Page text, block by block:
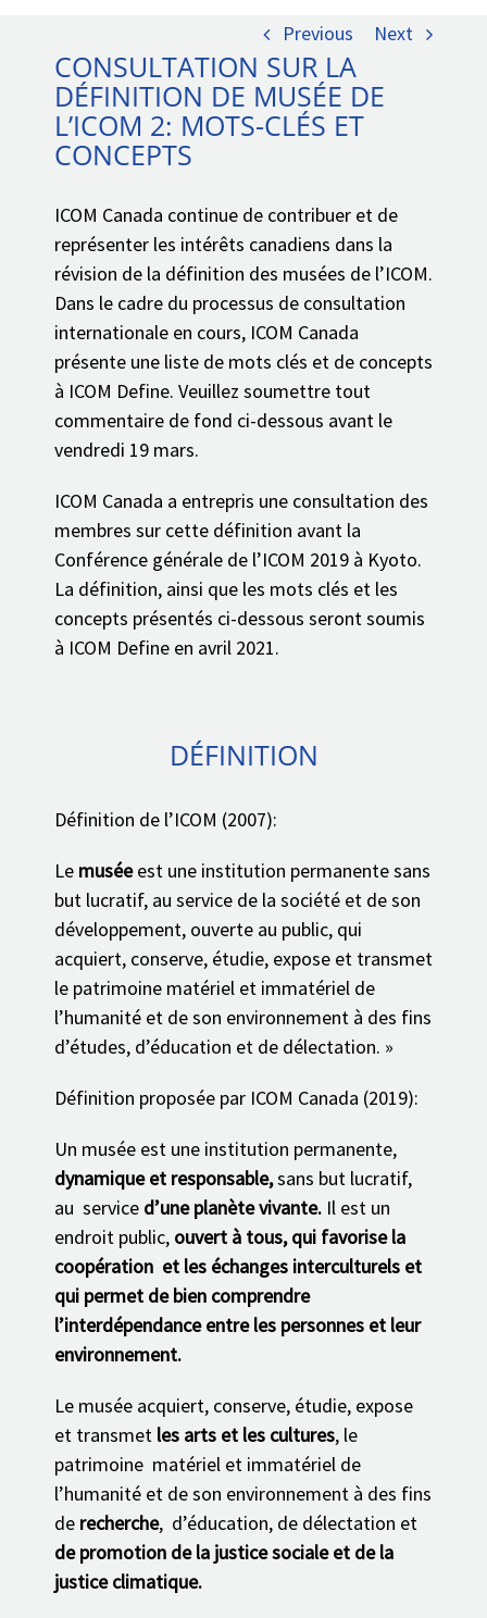
Previous Next
CONSULTATION SUR LA
DÉFINITION DE MUSÉE DE
L’ICOM 2: MOTS-CLÉS ET
CONCEPTS
ICOM Canada continue de contribuer et de
représenter les intérêts canadiens dans la
révision de la définition des musées de l’ICOM.
Dans le cadre du processus de consultation
internationale en cours, ICOM Canada
présente une liste de mots clés et de concepts
à ICOM Define. Veuillez soumettre tout
commentaire de fond ci-dessous avant le
vendredi 19 mars.
ICOM Canada a entrepris une consultation des
membres sur cette définition avant la
Conférence générale de l’ICOM 2019 à Kyoto.
La définition, ainsi que les mots clés et les
concepts présentés ci-dessous seront soumis
à ICOM Define en avril 2021.
DÉFINITION
Définition de l’ICOM (2007):
Le muséeest une institution permanente sans
but lucratif, au service de la société et de son
développement, ouverte au public, qui
acquiert, conserve, étudie, expose et transmet
le patrimoine matériel et immatériel de
l’humanité et de son environnement à des fins
d’études, d’éducation et de délectation. »
Définition proposée par ICOM Canada (2019):
Un musée est une institution permanente,
dynamique et responsable,sans but lucratif,
au service d’une planète vivante. Il est un
endroit public, ouvert à tous, qui favorise la
coopération et les échanges interculturels et
qui permet de bien comprendre
l’interdépendance entre les personnes et leur
environnement.
Le musée acquiert, conserve, étudie, expose
et transmet les arts et les cultures, le
patrimoine matériel et immatériel de
l’humanité et de son environnement à des fins
de recherche, d’éducation, de délectation et
de promotion de la justice sociale et de la
justice climatique.